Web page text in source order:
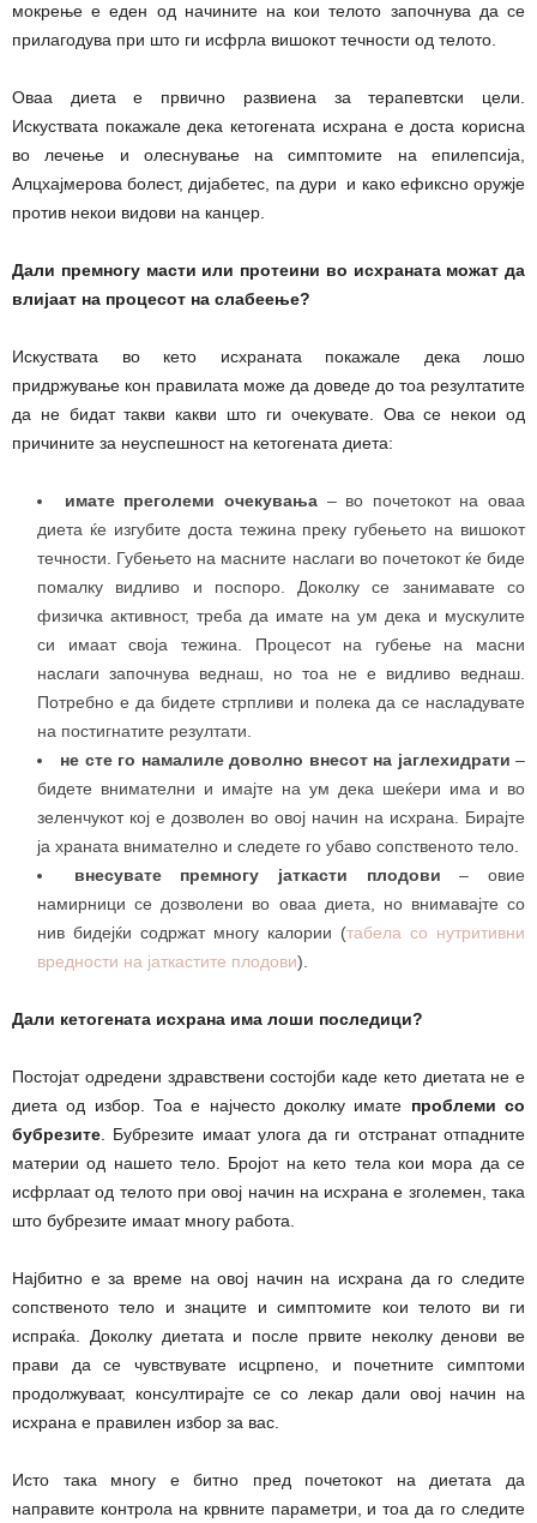
мокрење е еден од начините на кои телото започнува да се
прилагодува при што ги исфрла вишокот течности од телото.
Оваа диета е првично развиена за терапевтски цели.
Искуствата покажале дека кетогената исхрана е доста корисна
во лечење и олеснување на симптомите на епилепсија,
Алцхајмерова болест, дијабетес, па дури и како ефиксно оружје
против некои видови на канцер.
Дали премногу масти или протеини во исхраната можат да
влијаат на процесот на слабеење?
Искуствата во кето исхраната покажале дека лошо
придржување кон правилата може да доведе до тоа резултатите
да не бидат такви какви што ги очекувате. Ова се некои од
причините за неуспешност на кетогената диета:
имате преголеми очекувања– во почетокот на оваа
диета ќе изгубите доста тежина преку губењето на вишокот
течности. Губењето на масните наслаги во почетокот ќе биде
помалку видливо и поспоро. Доколку се занимавате со
физичка активност, треба да имате на ум дека и мускулите
си имаат своја тежина. Процесот на губење на масни
наслаги започнува веднаш, но тоа не е видливо веднаш.
Потребно е да бидете стрпливи и полека да се насладувате
на постигнатите резултати.
не сте го намалиле доволно внесот на јаглехидрати–
бидете внимателни и имајте на ум дека шеќери има и во
зеленчукот кој е дозволен во овој начин на исхрана. Бирајте
ја храната внимателно и следете го убаво сопственото тело.
внесувате премногу јаткасти плодови– овие
намирници се дозволени во оваа диета, но внимавајте со
нив бидејќи содржат многу калории (табела со нутритивни
вредности на јаткастите плодови).
Дали кетогената исхрана има лоши последици?
Постојат одредени здравствени состојби каде кето диетата не е
диета од избор. Тоа е најчесто доколку имате проблеми со
бубрезите . Бубрезите имаат улога да ги отстранат отпадните
материи од нашето тело. Бројот на кето тела кои мора да се
исфрлаат од телото при овој начин на исхрана е зголемен, така
што бубрезите имаат многу работа.
Најбитно е за време на овој начин на исхрана да го следите
сопственото тело и знаците и симптомите кои телото ви ги
испраќа. Доколку диетата и после првите неколку денови ве
прави да се чувствувате исцрпено, и почетните симптоми
продолжуваат, консултирајте се со лекар дали овој начин на
исхрана е правилен избор за вас.
Исто така многу е битно пред почетокот на диетата да
направите контрола на крвните параметри, и тоа да го следите